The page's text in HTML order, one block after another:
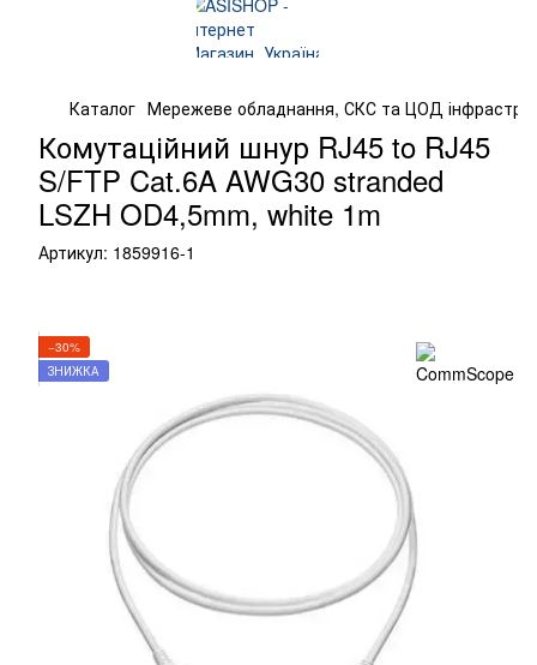
Каталог Мережеве обладнання, СКС та ЦОД
Комутаційний шнур RJ45 to RJ45
S/FTP Cat.6A AWG30 stranded
LSZH OD4,5mm, white 1m
Артикул: 1859916-1
−30%
ЗНИЖКА